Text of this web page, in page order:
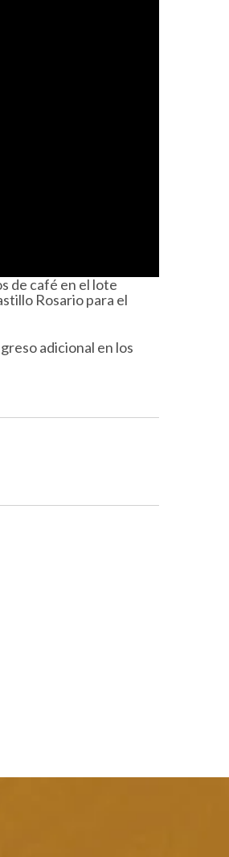
de café en el lote
Rosario para el
adicional en los